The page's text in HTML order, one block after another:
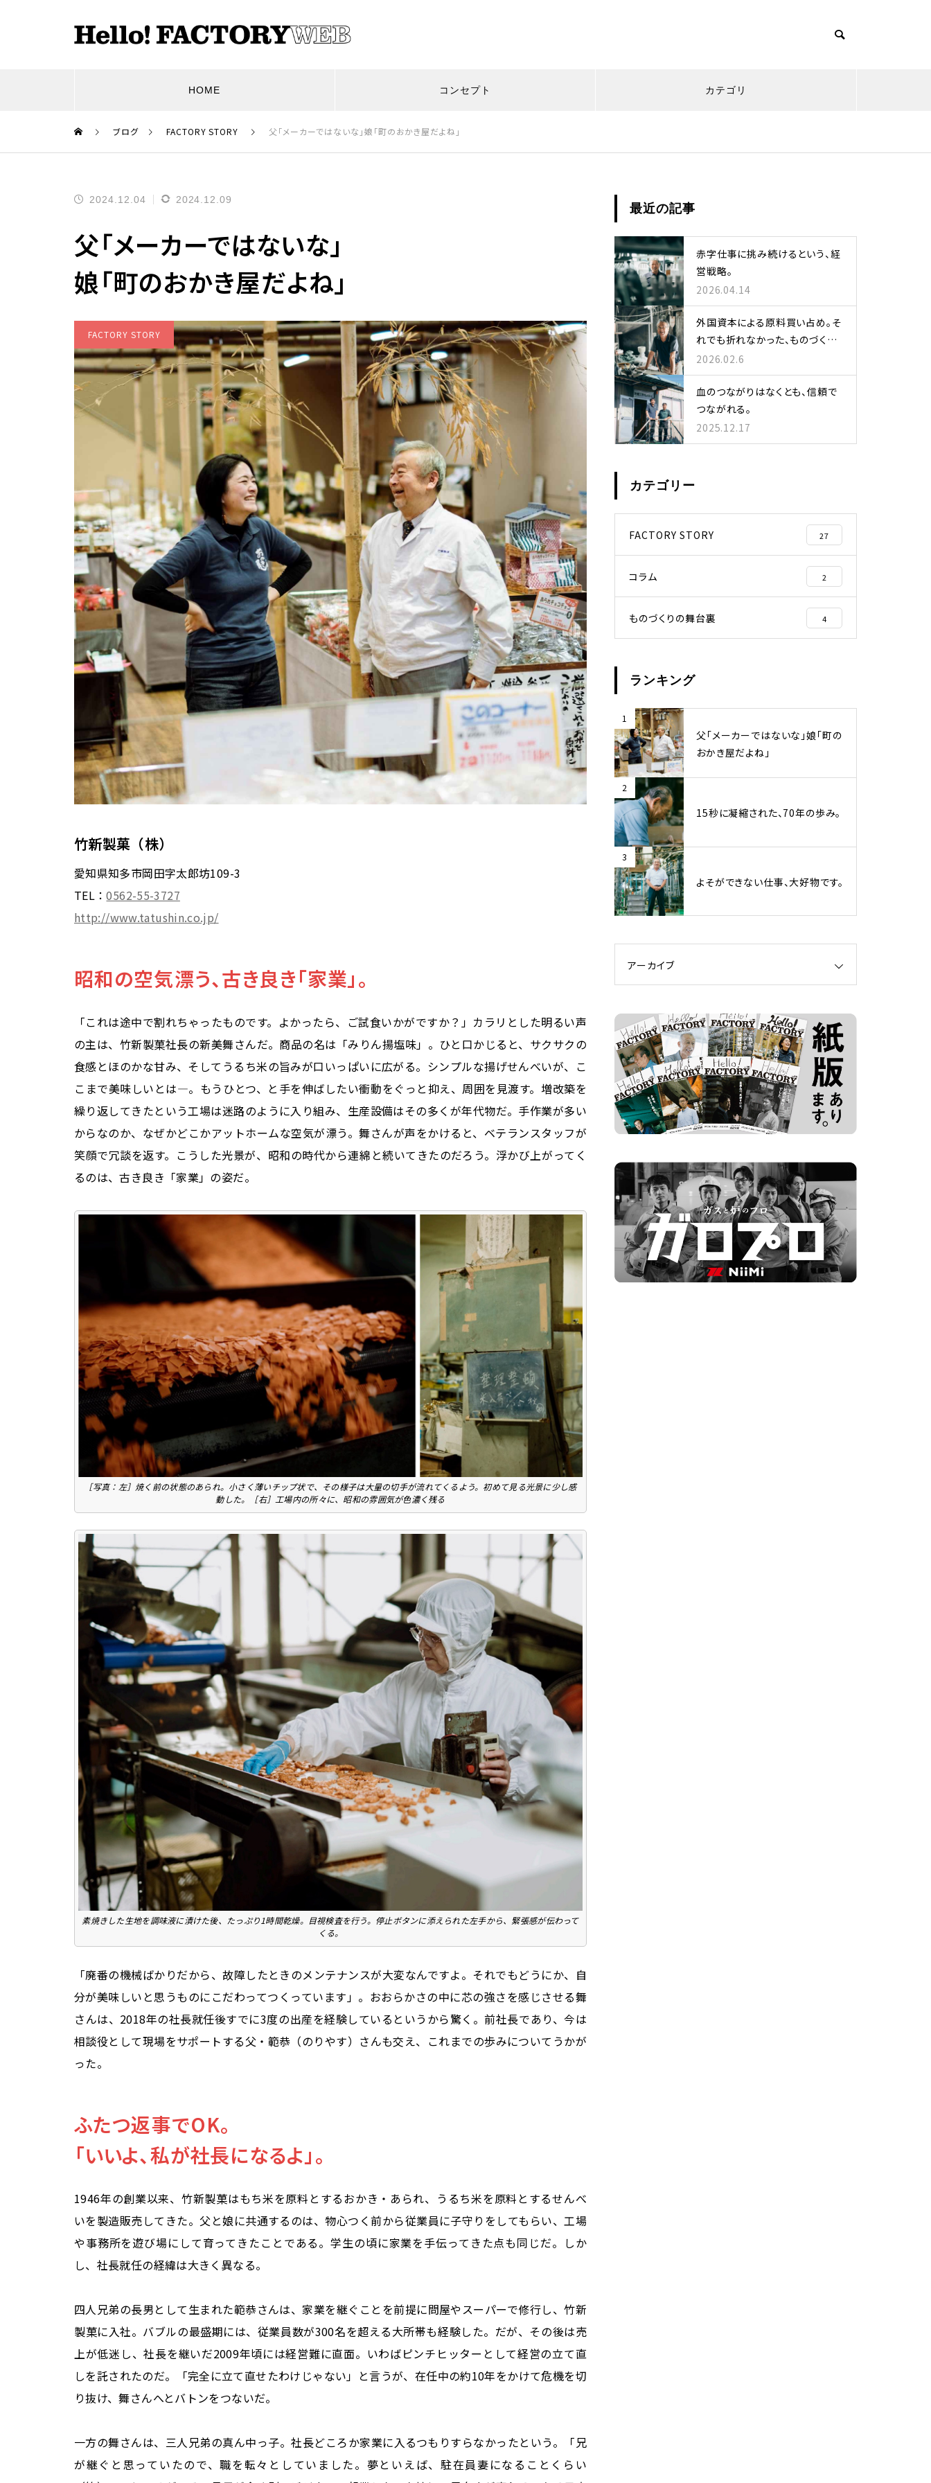
HOME コンセプト カテゴリ
FACTORY STORY
血のつながりはなくとも、信
（笑）
群の安定感
薄膜加工技術で、世界を驚か
せ。
社長が変わらなければ、会社
は変わらない。
採算度外視。ガラス材料の受
託製造会社が、 自社商品「み
るくがらす」にこだわる理由
とは？
牛骨、蕎麦殻、割れ物･･･あ
らゆる廃材から陶食器をつく
る、サステナビリティの最前
父「メーカーではないな」娘
「町のおかき屋だよね」
性能の数値化で、木材の可能
性を広げる。
エレベーターに彩りと高級感
をそえるニッチトップ企業の
技術戦略とは？
ブログ FACTORY STORY 父「メーカーではないな」娘「町のおかき屋だよね」
2024.12.04 2024.12.09
父「メーカーではないな」
娘「町のおかき屋だよね」
FACTORY STORY
竹新製菓（株）
愛知県知多市岡田字太郎坊109-3
TEL：0562-55-3727
http://www.tatushin.co.jp/
昭和の空気漂う、古き良き「家業」。
「これは途中で割れちゃったものです。よかったら、ご試食いかがですか？」カラリとした明るい声
の主は、竹新製菓社長の新美舞さんだ。商品の名は「みりん揚塩味」。ひと口かじると、サクサクの
食感とほのかな甘み、そしてうるち米の旨みが口いっぱいに広がる。シンプルな揚げせんべいが、こ
こまで美味しいとは―。もうひとつ、と手を伸ばしたい衝動をぐっと抑え、周囲を見渡す。増改築を
繰り返してきたという工場は迷路のように入り組み、生産設備はその多くが年代物だ。手作業が多い
からなのか、なぜかどこかアットホームな空気が漂う。舞さんが声をかけると、ベテランスタッフが
笑顔で冗談を返す。こうした光景が、昭和の時代から連綿と続いてきたのだろう。浮かび上がってく
るのは、古き良き「家業」の姿だ。
［写真：左］焼く前の状態のあられ。小さく薄いチップ状で、その様子は大量の切手が流れてくるよう。初めて見る光景に少し感
動した。［右］工場内の所々に、昭和の雰囲気が色濃く残る
素焼きした生地を調味液に漬けた後、たっぷり1時間乾燥。目視検査を行う。停止ボタンに添えられた左手から、緊張感が伝わって
くる。
「廃番の機械ばかりだから、故障したときのメンテナンスが大変なんですよ。それでもどうにか、自
分が美味しいと思うものにこだわってつくっています」。おおらかさの中に芯の強さを感じさせる舞
さんは、2018年の社長就任後すでに3度の出産を経験しているというから驚く。前社長であり、今は
相談役として現場をサポートする父・範恭（のりやす）さんも交え、これまでの歩みについてうかが
った。
ふたつ返事でOK。
「いいよ、私が社長になるよ」。
1946年の創業以来、竹新製菓はもち米を原料とするおかき・あられ、うるち米を原料とするせんべ
いを製造販売してきた。父と娘に共通するのは、物心つく前から従業員に子守りをしてもらい、工場
や事務所を遊び場にして育ってきたことである。学生の頃に家業を手伝ってきた点も同じだ。しか
し、社長就任の経緯は大きく異なる。
四人兄弟の長男として生まれた範恭さんは、家業を継ぐことを前提に問屋やスーパーで修行し、竹新
製菓に入社。バブルの最盛期には、従業員数が300名を超える大所帯も経験した。だが、その後は売
上が低迷し、社長を継いだ2009年頃には経営難に直面。いわばピンチヒッターとして経営の立て直
しを託されたのだ。「完全に立て直せたわけじゃない」と言うが、在任中の約10年をかけて危機を切
り抜け、舞さんへとバトンをつないだ。
一方の舞さんは、三人兄弟の真ん中っ子。社長どころか家業に入るつもりすらなかったという。「兄
が継ぐと思っていたので、職を転々としていました。夢といえば、駐在員妻になることくらい
最近の記事
赤字仕事に挑み続けるという、経
営戦略。
2026.04.14
外国資本による原料買い占め。そ
れでも折れなかった、ものづくり
の執念。
2026.02.6
血のつながりはなくとも、信頼で
つながれる。
2025.12.17
カテゴリー
FACTORY STORY 27
コラム 2
ものづくりの舞台裏 4
ランキング
1
父「メーカーではないな」娘「町の
おかき屋だよね」
2
15秒に凝縮された、70年の歩み。
3
よそができない仕事、大好物です。
アーカイブ